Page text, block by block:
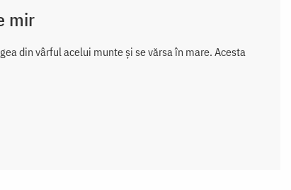
mir
din vârful acelui munte și se vărsa în mare. Acesta